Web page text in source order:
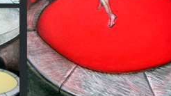
Sola en la ciudad